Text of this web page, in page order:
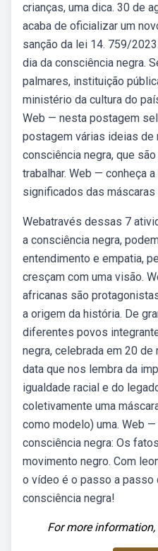
crianças, uma dica. 30 de
acaba de oficializar um
sanção da lei 14. 759/
dia da consciência negra.
palmares, instituição
ministério da cultura do
Web — nesta postagem
postagem várias ideias de
consciência negra, que
trabalhar. Web — conheça
significados das máscaras
Webatravés dessas 7
a consciência negra,
entendimento e empatia,
cresçam com uma visão.
africanas são
a origem da história. De
diferentes povos
negra, celebrada em 20
data que nos lembra da
igualdade racial e do
coletivamente uma
como modelo) uma. Web
consciência negra: Os
movimento negro. Com
o vídeo é o passo a passo
consciência negra!
For more